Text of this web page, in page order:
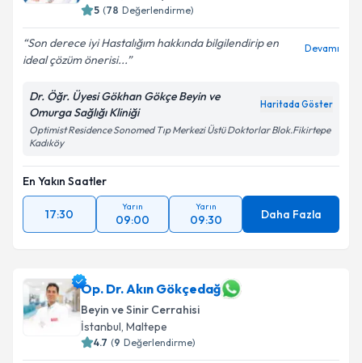
5 (78 Değerlendirme)
Son derece iyi Hastalığım hakkında bilgilendirip en
ideal çözüm önerisi...
Devamı
Dr. Öğr. Üyesi Gökhan Gökçe Beyin ve
Omurga Sağlığı Kliniği
Haritada Göster
Optimist Residence Sonomed Tıp Merkezi Üstü Doktorlar Blok.Fikirtepe
Kadıköy
En Yakın Saatler
17:30
Yarın
09:00
Yarın
09:30 Daha Fazla
Op. Dr. Akın Gökçedağ
Beyin ve Sinir Cerrahisi
İstanbul, Maltepe
4.7 (9 Değerlendirme)